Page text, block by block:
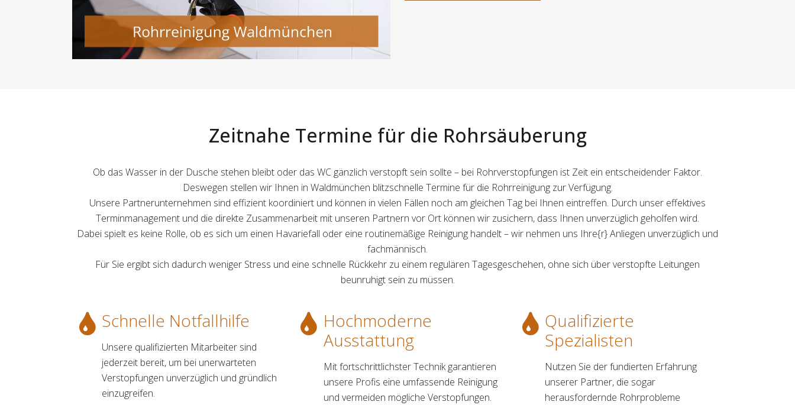
Zeitnahe Termine für die Rohrsäuberung
Ob das Wasser in der Dusche stehen bleibt oder das WC gänzlich verstopft sein sollte – bei Rohrverstopfungen ist Zeit ein entscheidender Faktor.
Deswegen stellen wir Ihnen in Waldmünchen blitzschnelle Termine für die Rohrreinigung zur Verfügung.
Unsere Partnerunternehmen sind effizient koordiniert und können in vielen Fällen noch am gleichen Tag bei Ihnen eintreffen. Durch unser effektives
Terminmanagement und die direkte Zusammenarbeit mit unseren Partnern vor Ort können wir zusichern, dass Ihnen unverzüglich geholfen wird.
Dabei spielt es keine Rolle, ob es sich um einen Havariefall oder eine routinemäßige Reinigung handelt – wir nehmen uns Ihre{r} Anliegen unverzüglich und
fachmännisch.
Für Sie ergibt sich dadurch weniger Stress und eine schnelle Rückkehr zu einem regulären Tagesgeschehen, ohne sich über verstopfte Leitungen
beunruhigt sein zu müssen.
Schnelle Notfallhilfe
Unsere qualifizierten Mitarbeiter sind
jederzeit bereit, um bei unerwarteten
Verstopfungen unverzüglich und gründlich
einzugreifen.
Hochmoderne
Ausstattung
Mit fortschrittlichster Technik garantieren
unsere Profis eine umfassende Reinigung
und vermeiden mögliche Verstopfungen.
Qualifizierte
Spezialisten
Nutzen Sie der fundierten Erfahrung
unserer Partner, die sogar
herausfordernde Rohrprobleme